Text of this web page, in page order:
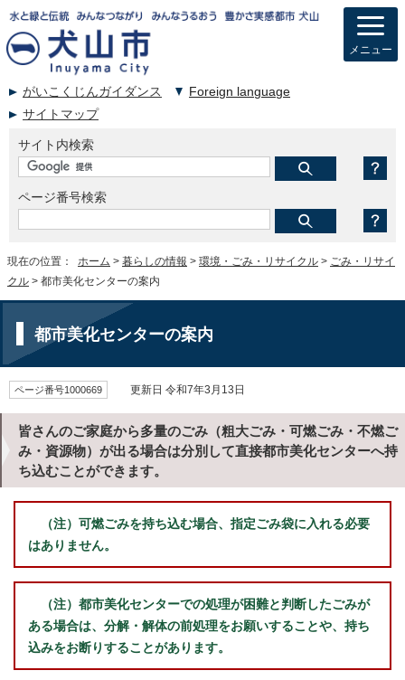
がいこくじんガイダンス
Foreign language
サイトマップ
サイト内検索
ページ番号検索
メニュー
現在の位置： ホーム > 暮らしの情報 > 環境・ごみ・リサイクル > ごみ・リサイ
クル > 都市美化センターの案内
都市美化センターの案内
ページ番号1000669 更新日 令和7年3月13日
皆さんのご家庭から多量のごみ（粗大ごみ・可燃ごみ・不燃ご
み・資源物）が出る場合は分別して直接都市美化センターへ持
ち込むことができます。
（注）可燃ごみを持ち込む場合、指定ごみ袋に入れる必要
はありません。
（注）都市美化センターでの処理が困難と判断したごみが
ある場合は、分解・解体の前処理をお願いすることや、持ち
込みをお断りすることがあります。